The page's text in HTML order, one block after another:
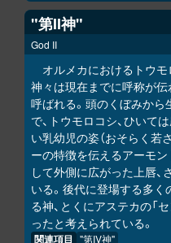
"第II神"
God II
オルメカにおけるトウモ
神々は現在までに呼称が
呼ばれる。頭のくぼみか
で、トウモロコシ、ひいて
い乳幼児の姿（おそらく若
ーの特徴を伝えるアーモン
して外側に広がった上唇
いる。後代に登場する多
る神、とくにアステカの「
ったと考えられている。
関連項目 "第IV神"